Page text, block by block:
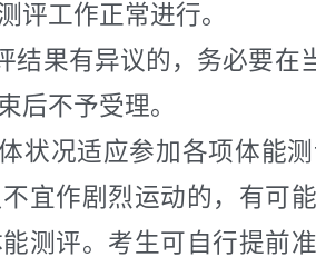
评工作正常进行。
结果有异议的，务必要
后不予受理。
状况适应参加各项体能
宜作剧烈运动的，有可
测评。考生可自行提前